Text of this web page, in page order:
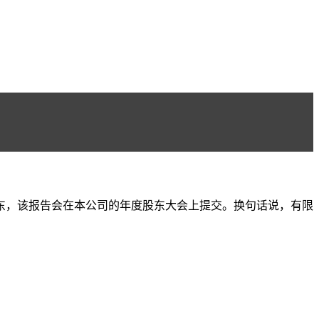
该报告会在本公司的年度股东大会上提交。换句话说，有限